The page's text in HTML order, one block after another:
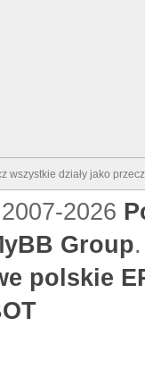
wszystkie działy jako
2026
Group.
polskie